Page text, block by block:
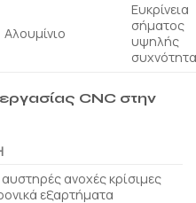
Αλουμίνιο
Ευκρίνεια
σήματος
υψηλής
CNC στην
αυστηρές ανοχές κρίσιμες
εξαρτήματα